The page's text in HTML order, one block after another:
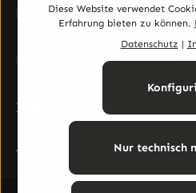
Rechtliches
Newsletter abonnieren
Zahlungsarten
Versandarten
Diese Website verwendet
Erfahrung bieten zu können.
Datenschutz |
Nur technisch